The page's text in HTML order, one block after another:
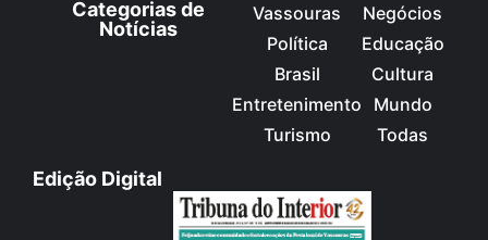
Categorias de
Notícias
Vassouras
Política
Brasil
Entretenimento
Turismo
Negócios
Educação
Cultura
Mundo
Todas
Edição Digital